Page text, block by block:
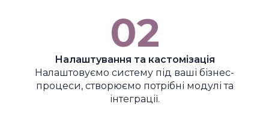
02
Налаштування та кастомізація
Налаштовуємо систему під ваші бізнес-
процеси, створюємо потрібні модулі та
інтеграції.